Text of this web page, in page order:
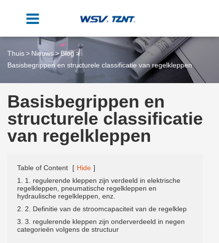
Thuis Nieuws
Blog
Basisbegrippen en structurele classificatie van regelkleppen
Basisbegrippen en
structurele classificatie
van regelkleppen
Table of Content [ Hide ]
1. 1. regulerende kleppen zijn verdeeld in elektrische
regelkleppen, pneumatische regelkleppen en
hydraulische regelkleppen, enz.
2. 2. Definitie van de stroomcapaciteit van de regelklep
3. 3. regulerende kleppen zijn onderverdeeld in negen
categorieën volgens de structuur